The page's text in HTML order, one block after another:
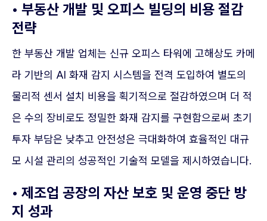
• 부동산 개발 및 오피스 빌딩의 비용 절감
전략
한 부동산 개발 업체는 신규 오피스 타워에 고해상도 카메
라 기반의 AI 화재 감지 시스템을 전격 도입하여 별도의
물리적 센서 설치 비용을 획기적으로 절감하였으며 더 적
은 수의 장비로도 정밀한 화재 감지를 구현함으로써 초기
투자 부담은 낮추고 안전성은 극대화하여 효율적인 대규
모 시설 관리의 성공적인 기술적 모델을 제시하였습니다.
• 제조업 공장의 자산 보호 및 운영 중단 방
지 성과